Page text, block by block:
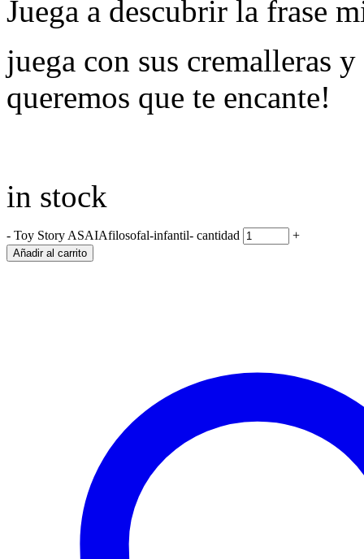
Juega a descubrir la frase
juega con sus cremalleras
queremos que te encante!
in stock
- Toy Story ASAIAfilosofal-infantil- cantidad +
Añadir al carrito